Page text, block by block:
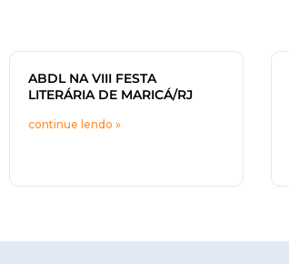
ABDL NA VIII FESTA
LITERÁRIA DE MARICÁ/RJ
continue lendo »